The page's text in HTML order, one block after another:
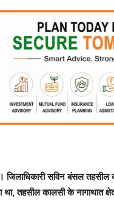
सविन बंसल तहसील
था, तहसील कालसी के